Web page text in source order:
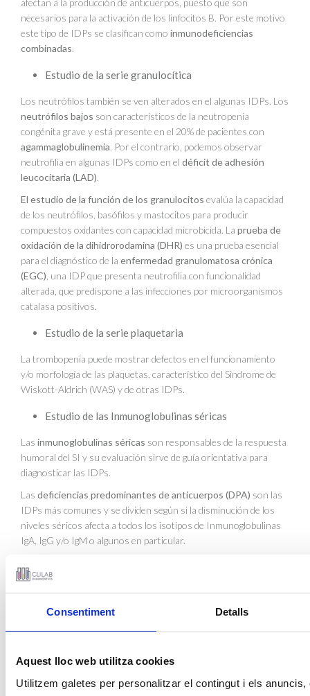
Consentiment Detalls
Aquest lloc web utilitza cookies
Utilitzem galetes per personalitzar el contingut i els
afectan a la producción de anticuerpos, puesto que son
necesarios para la activación de los linfocitos B. Por este motivo
este tipo de IDPs se clasifican como inmunodeficiencias
combinadas.
Estudio de la serie granulocítica
Los neutrófilos también se ven alterados en el algunas IDPs. Los
neutrófilos bajos son característicos de la neutropenia
congénita grave y está presente en el 20% de pacientes con
agammaglobulinemia. Por el contrario, podemos observar
neutrofilia en algunas IDPs como en el déficit de adhesión
leucocitaria (LAD).
El estudio de la función de los granulocitos evalúa la capacidad
de los neutrófilos, basófilos y mastocitos para producir
compuestos oxidantes con capacidad microbicida. La prueba de
oxidación de la dihidrorodamina (DHR) es una prueba esencial
para el diagnóstico de la enfermedad granulomatosa crónica
(EGC) , una IDP que presenta neutrofilia con funcionalidad
alterada, que predispone a las infecciones por microorganismos
catalasa positivos.
Estudio de la serie plaquetaria
La trombopenia puede mostrar defectos en el funcionamiento
y/o morfología de las plaquetas, característico del Sindrome de
Wiskott-Aldrich (WAS) y de otras IDPs.
Estudio de las Inmunoglobulinas séricas
Las inmunoglobulinas séricas son responsables de la respuesta
humoral del SI y su evaluación sirve de guía orientativa para
diagnosticar las IDPs.
Las deficiencias predominantes de anticuerpos (DPA) son las
IDPs más comunes y se dividen según si la disminución de los
niveles séricos afecta a todos los isotipos de Inmunoglobulinas
IgA, IgG y/o IgM o algunos en particular.
que se caracteriza por bajos niveles de
número normal o bajo de linfocitos B. Los niveles de IgG pueden
ser normales en los primeros meses de vida debido al paso
por un defecto en el cambio de isotipo de